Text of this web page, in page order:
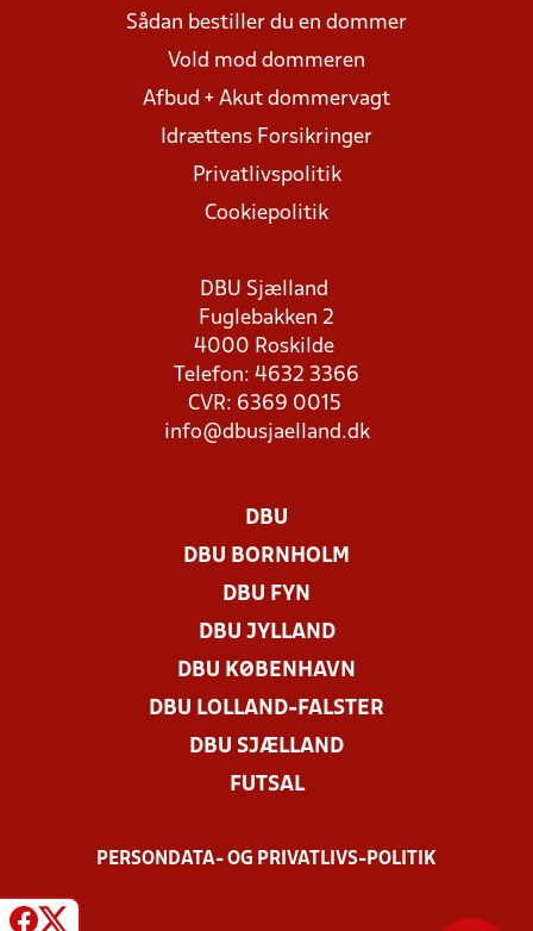
Sådan bestiller du en dommer
Vold mod dommeren
Afbud + Akut dommervagt
Idrættens Forsikringer
Privatlivspolitik
Cookiepolitik
DBU Sjælland
Fuglebakken 2
4000 Roskilde
Telefon: 4632 3366
CVR: 6369 0015
info@dbusjaelland.dk
DBU
DBU BORNHOLM
DBU FYN
DBU JYLLAND
DBU KØBENHAVN
DBU LOLLAND-FALSTER
DBU SJÆLLAND
FUTSAL
PERSONDATA- OG PRIVATLIVS-POLITIK